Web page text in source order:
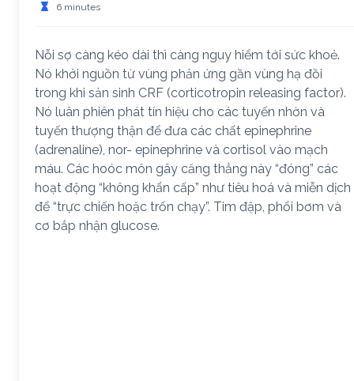
6 minutes
Nỗi sợ càng kéo dài thì càng nguy hiểm tới sức khoẻ.
Nó khởi nguồn từ vùng phản ứng gần vùng hạ đồi
trong khi sản sinh CRF (corticotropin releasing factor).
Nó luân phiên phát tín hiệu cho các tuyến nhờn và
tuyến thượng thận để đưa các chất epinephrine
(adrenaline), nor- epinephrine và cortisol vào mạch
máu. Các hoóc môn gây căng thẳng này “đóng” các
hoạt động “không khẩn cấp” như tiêu hoá và miễn dịch
để “trực chiến hoặc trốn chạy”. Tim đập, phổi bơm và
cơ bắp nhận glucose.